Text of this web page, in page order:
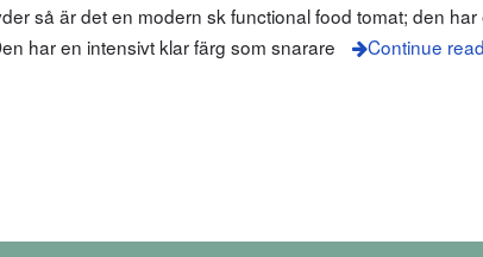
så är det en modern sk functional food tomat; den
har en intensivt klar färg som snarare
Continue